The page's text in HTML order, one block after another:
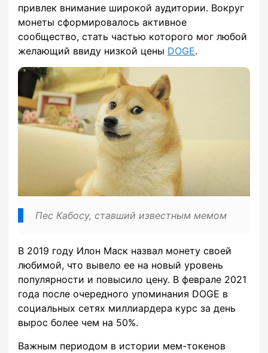
привлек внимание широкой аудитории. Вокруг
монеты сформировалось активное
сообщество, стать частью которого мог любой
желающий ввиду низкой цены DOGE.
Пес Кабосу, ставший известным мемом
В 2019 году Илон Маск назвал монету своей
любимой, что вывело ее на новый уровень
популярности и повысило цену. В феврале 2021
года после очередного упоминания DOGE в
социальных сетях миллиардера курс за день
вырос более чем на 50%.
Важным периодом в истории мем-токенов